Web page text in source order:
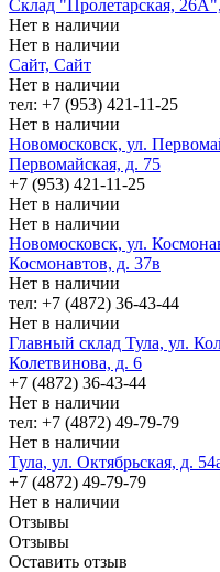
Склад "Пролетарская,
Нет в наличии
Нет в наличии
Сайт, Сайт
Нет в наличии
тел: +7 (953) 421-11-25
Нет в наличии
Новомосковск, ул.
Первомайская, д. 75
+7 (953) 421-11-25
Нет в наличии
Нет в наличии
Новомосковск, ул.
Космонавтов, д. 37в
Нет в наличии
тел: +7 (4872) 36-43-44
Нет в наличии
Главный склад Тула, ул.
Колетвинова, д. 6
+7 (4872) 36-43-44
Нет в наличии
тел: +7 (4872) 49-79-79
Нет в наличии
Тула, ул. Октябрьская, д.
+7 (4872) 49-79-79
Нет в наличии
Отзывы
Отзывы
Оставить отзыв